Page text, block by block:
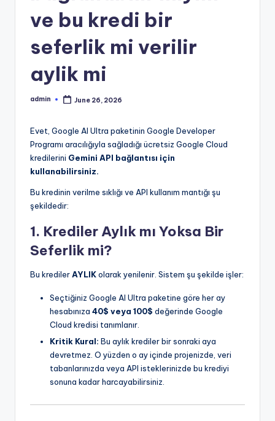
ve bu kredi bir
seferlik mi verilir
aylik mi
Posted
admin June 26, 2026
Evet, Google AI Ultra paketinin Google Developer
Programı aracılığıyla sağladığı ücretsiz Google Cloud
kredilerini Gemini API bağlantısı için
kullanabilirsiniz.
Bu kredinin verilme sıklığı ve API kullanım mantığı şu
şekildedir:
1. Krediler Aylık mı Yoksa Bir
Seferlik mi?
Bu kredilerAYLIKolarak yenilenir. Sistem şu şekilde işler:
Seçtiğiniz Google AI Ultra paketine göre her ay
hesabınıza 40$ veya 100$ değerinde Google
Cloud kredisi tanımlanır.
Kritik Kural: Bu aylık krediler bir sonraki aya
devretmez. O yüzden o ay içinde projenizde, veri
tabanlarınızda veya API isteklerinizde bu krediyi
sonuna kadar harcayabilirsiniz.